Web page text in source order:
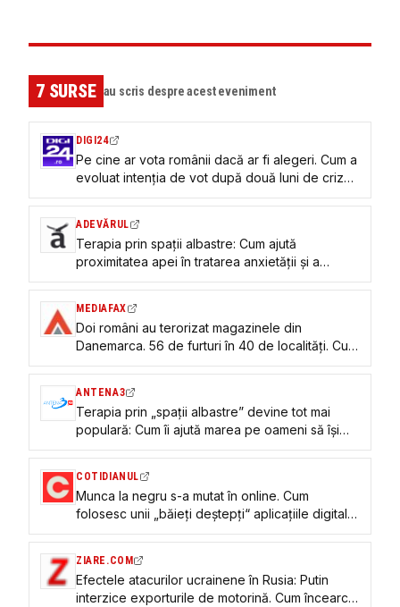
7SURSE au scris despre acest eveniment
DIGI24
Pe cine ar vota românii dacă ar fi alegeri. Cum a
evoluat intenția de vot după două luni de criză
politică
ADEVĂRUL
Terapia prin spații albastre: Cum ajută
proximitatea apei în tratarea anxietății și a
dependențelor
MEDIAFAX
Doi români au terorizat magazinele din
Danemarca. 56 de furturi în 40 de localități. Cum
funcționa metoda
ANTENA3
Terapia prin „spații albastre” devine tot mai
populară: Cum îi ajută marea pe oameni să își
trateze traume, anxietatea și dependențele
COTIDIANUL
Munca la negru s-a mutat în online. Cum
folosesc unii „băieți deștepți“ aplicațiile digitale
ca să scape de taxe
ZIARE.COM
Efectele atacurilor ucrainene în Rusia: Putin
interzice exporturile de motorină. Cum încearcă